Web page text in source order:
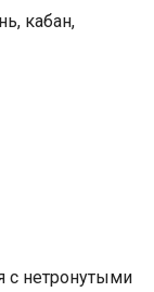
кабан,
с нетронутыми